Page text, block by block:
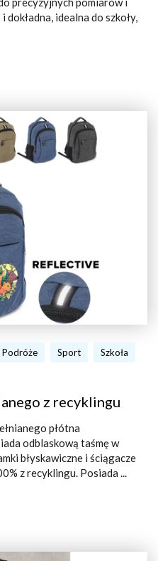
idealna do szkoły,
Podróże Sport
Szkoła
z recyklingu
płótna
odblaskową taśmę w
błyskawiczne i ściągacze
z recyklingu. Posiada ...